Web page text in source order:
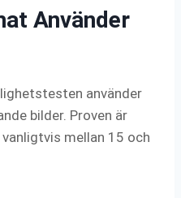
Använder
använder
bilder. Proven är
mellan 15 och